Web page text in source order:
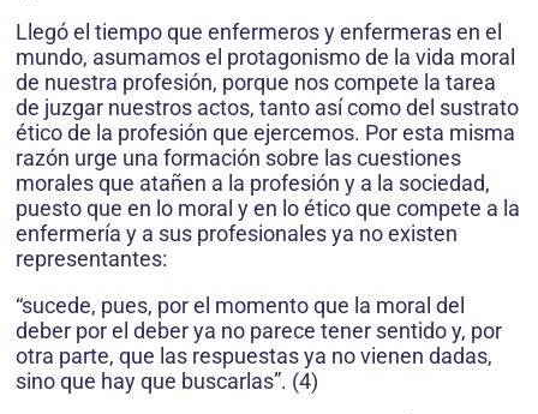
Llegó el tiempo que enfermeros y enfermeras en el
mundo, asumamos el protagonismo de la vida moral
de nuestra profesión, porque nos compete la tarea
de juzgar nuestros actos, tanto así como del sustrato
ético de la profesión que ejercemos. Por esta misma
razón urge una formación sobre las cuestiones
morales que atañen a la profesión y a la sociedad,
puesto que en lo moral y en lo ético que compete a la
enfermería y a sus profesionales ya no existen
representantes:
“sucede, pues, por el momento que la moral del
deber por el deber ya no parece tener sentido y, por
otra parte, que las respuestas ya no vienen dadas,
sino que hay que buscarlas”. (4)